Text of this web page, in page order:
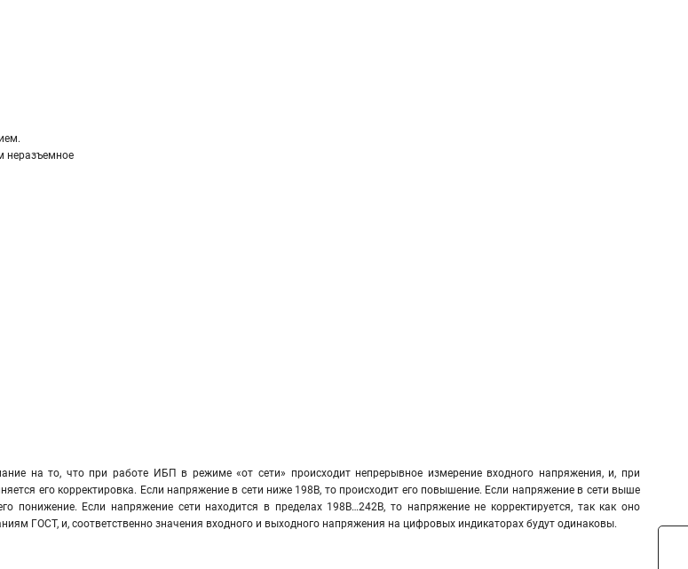
неразъемное
на то, что при работе ИБП в режиме «от сети» происходит непрерывное измерение входного напряжения, и, при
его корректировка. Если напряжение в сети ниже 198В, то происходит его повышение. Если напряжение в сети выше
понижение. Если напряжение сети находится в пределах 198В…242В, то напряжение не корректируется, так как оно
ГОСТ, и, соответственно значения входного и выходного напряжения на цифровых индикаторах будут одинаковы.